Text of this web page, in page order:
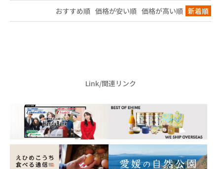
おすすめ順 価格が安い順 価格が高い順 新着順
Link/関連リンク